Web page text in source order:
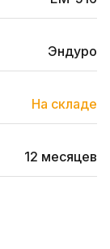
Эндуро
На складе
12 месяцев